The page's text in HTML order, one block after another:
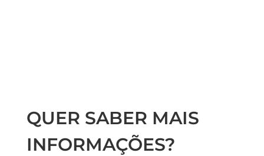
QUER SABER MAIS
INFORMAÇÕES?